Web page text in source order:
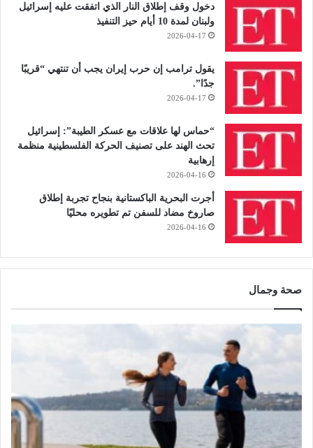
دخول وقف إطلاق النار الذي اتفقت عليه إسرائيل
ولبنان لمدة 10 أيام حيز التنفيذ
2026-04-17
يقول ترامب إن حرب إيران يجب أن تنتهي “قريبًا
جدًا”.
2026-04-17
“حماس لها علاقات مع عسكر الطيبة”: إسرائيل
تحث الهند على تصنيف الحركة الفلسطينية منظمة
إرهابية
2026-04-16
أجرت البحرية الباكستانية بنجاح تجربة إطلاق
صاروخ مضاد للسفن تم تطويره محليًا
2026-04-16
صحة وجمال